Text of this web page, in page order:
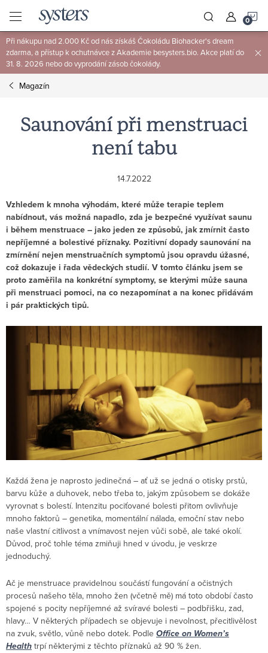
obsah
Při nákupu nad 2.000 Kč od nás získáš Čokoládu Biohacker's dream
zdarma, a přístup k ochutnávce z Akademie besysters.bio. Akce platí do
31. 8. 2026 nebo do vyprodání zásob čokolády.
Magazín
Saunování při menstruaci
není tabu
14.7.2022
Vzhledem k mnoha výhodám, které může terapie teplem
nabídnout, vás možná napadlo, zda je bezpečné využívat saunu
i během menstruace – jako jeden ze způsobů, jak zmírnit často
nepříjemné a bolestivé příznaky. Pozitivní dopady saunování na
zmírnění nejen menstruačních symptomů jsou opravdu úžasné,
což dokazuje i řada vědeckých studií. V tomto článku jsem se
proto zaměřila na konkrétní symptomy, se kterými může sauna
při menstruaci pomoci, na co nezapomínat a na konec přidávám
i pár praktických tipů.
Každá žena je naprosto jedinečná – ať už se jedná o otisky prstů,
barvu kůže a duhovek, nebo třeba to, jakým způsobem se dokáže
vyrovnat s bolestí. Intenzitu pociťované bolesti přitom ovlivňuje
mnoho faktorů – genetika, momentální nálada, emoční stav nebo
naše vlastní citlivost a vnímavost nejen vůči sobě, ale také okolí.
Důvod, proč tohle téma zmiňuji hned v úvodu, je veskrze
jednoduchý.
Ač je menstruace pravidelnou součástí fungování a očistných
procesů našeho těla, mnoho žen (včetně mě) má toto období často
spojené s pocity nepříjemné až svíravé bolesti – podbřišku, zad,
hlavy… V některých případech se objevuje i nevolnost, přecitlivělost
na zvuk, světlo, vůně nebo dotek. Podle Office on Women’s
Health trpí některými z těchto příznaků až 90 % žen.